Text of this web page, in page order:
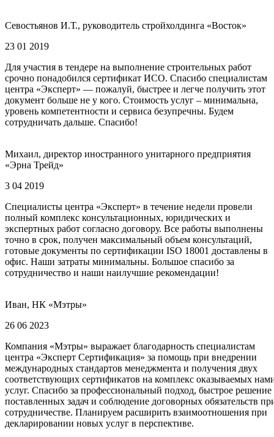
Севостьянов И.Т., руководитель стройхолдинга «Восток»
23 01 2019
Для участия в тендере на выполнение строительных работ
срочно понадобился сертификат ИСО. Спасибо специалистам
центра «Эксперт» — пожалуй, быстрее и легче получить этот
документ больше не у кого. Стоимость услуг – минимальна,
уровень компетентности и сервиса безупречны. Будем
сотрудничать дальше. Спасибо!
Михаил, директор иностранного унитарного предприятия
«Эрна Трейд»
3 04 2019
Специалисты центра «Эксперт» в течение недели провели
полный комплекс консультационных, юридических и
экспертных работ согласно договору. Все работы выполнены
точно в срок, получен максимальный объем консультаций,
готовые документы по сертификации ISO 18001 доставлены в
офис. Наши затраты минимальны. Большое спасибо за
сотрудничество и наши наилучшие рекомендации!
Иван, НК «Мэтры»
26 06 2023
Компания «Мэтры» выражает благодарность специалистам
центра «Эксперт Сертификация» за помощь при внедрении
международных стандартов менеджмента и получения двух
соответствующих сертификатов на комплекс оказываемых
услуг. Спасибо за профессиональный подход, быстрое решение
поставленных задач и соблюдение договорных обязательств
сотрудничестве. Планируем расширить взаимоотношения при
декларировании новых услуг в перспективе.